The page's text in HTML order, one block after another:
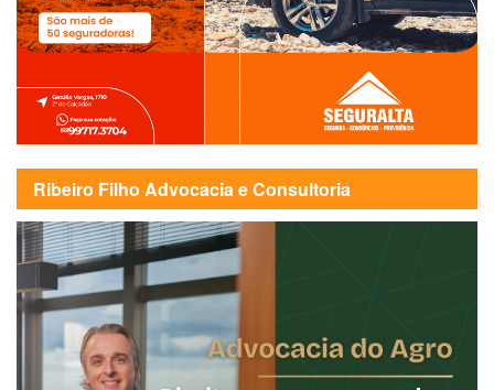
Ribeiro Filho Advocacia e Consultoria